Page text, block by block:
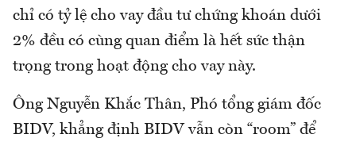
chỉ có tỷ lệ cho vay đầu tư chứng khoán dưới
2% đều có cùng quan điểm là hết sức thận
trọng trong hoạt động cho vay này.
Ông Nguyễn Khắc Thân, Phó tổng giám đốc
BIDV, khẳng định BIDV vẫn còn “room” để